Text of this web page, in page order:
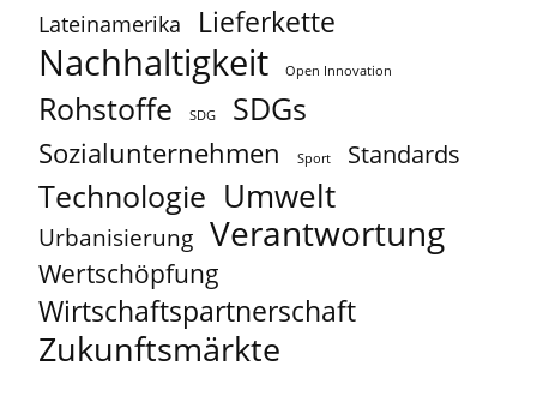
Lateinamerika Lieferkette
Nachhaltigkeit Open Innovation
Rohstoffe SDG SDGs
Sozialunternehmen Sport Standards
Technologie Umwelt
Urbanisierung Verantwortung
Wertschöpfung
Wirtschaftspartnerschaft
Zukunftsmärkte